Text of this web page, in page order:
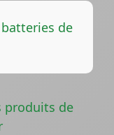
de
produits de